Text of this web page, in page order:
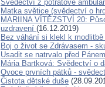
Svědectví z potratové
Matka světice (svědectví o
MARIINA VÍTĚZSTVÍ 20:
uzdravení (16.12.2019)
Bez váhání si klekl k
Boj o život se Zdrávasem -
Usadit se natrvalo před Pánem
Mária Bartková: Svědectví o
Ovoce prvních pátků -
Čistota dětské duše